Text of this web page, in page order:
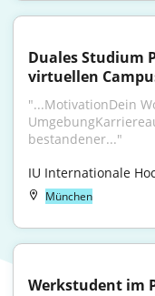
Duales Studium
virtuellen
"...MotivationDein
bestandener..."
IU Internationale
München
Werkstudent im